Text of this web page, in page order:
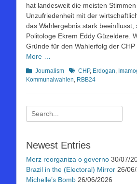
hat landesweit die meisten
Unzufriedenheit mit der
das Wahlergebnis stark beeinflusst,
Politologe Ekrem Eddy Güzeldere.
Gründe für den Wahlerfolg der CHP
More …
Kategorien
Journalism Schlagworte
CHP, Erdogan,
Kommunalwahlen, RBB24
Suchen
nach:
Newest Entries
Merz reorganiza o governo 30/07/
Brazil in the (Electoral) Mirror 26/
Michelle’s Bomb 26/06/2026